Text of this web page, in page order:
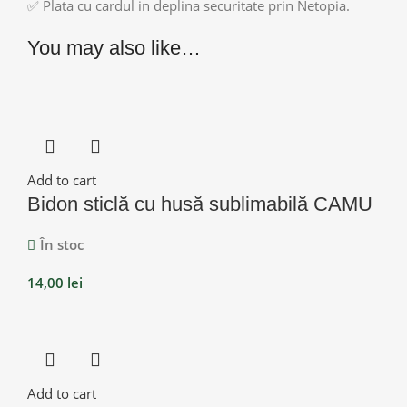
✅ Plata cu cardul in deplina securitate prin Netopia.
You may also like…
Add to cart
Bidon sticlă cu husă sublimabilă CAMU
În stoc
14,00 lei
Add to cart